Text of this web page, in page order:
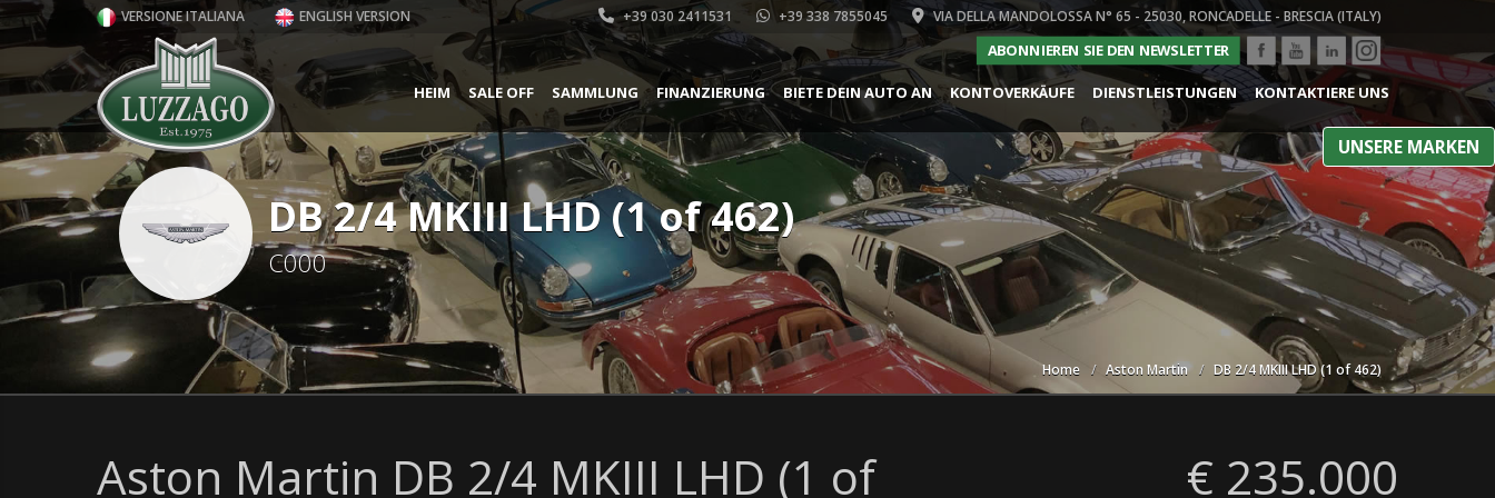
VERSIONE ITALIANA ENGLISH VERSION +39 030 2411531 +39 338 7855045 VIA DELLA MANDOLOSSA N° 65 - 25030, RONCADELLE - BRESCIA (ITALY)
ABONNIEREN SIE DEN NEWSLETTER
UNSERE MARKEN
HEIM SALE OFF SAMMLUNG FINANZIERUNG BIETE DEIN AUTO AN KONTOVERKÄUFE DIENSTLEISTUNGEN KONTAKTIERE UNS
DB 2/4 MKIII LHD (1 of 462)
C000
Home Aston Martin DB 2/4 MKIII LHD (1 of 462)
Aston Martin DB 2/4 MKIII LHD (1 of
€ 235.000